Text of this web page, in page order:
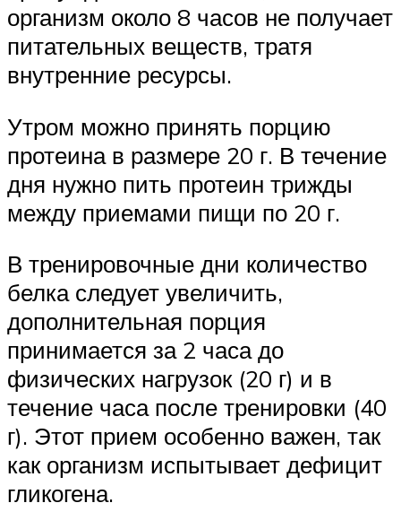
организм около 8 часов не получает
питательных веществ, тратя
внутренние ресурсы.
Утром можно принять порцию
протеина в размере 20 г. В течение
дня нужно пить протеин трижды
между приемами пищи по 20 г.
В тренировочные дни количество
белка следует увеличить,
дополнительная порция
принимается за 2 часа до
физических нагрузок (20 г) и в
течение часа после тренировки (40
г). Этот прием особенно важен, так
как организм испытывает дефицит
гликогена.